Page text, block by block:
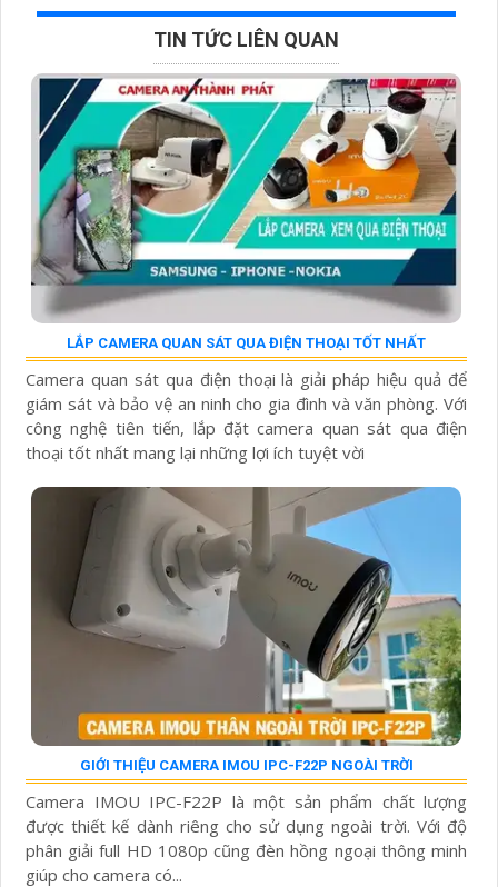
TIN TỨC LIÊN QUAN
LẮP CAMERA QUAN SÁT QUA ĐIỆN THOẠI TỐT NHẤT
Camera quan sát qua điện thoại là giải pháp hiệu quả để
giám sát và bảo vệ an ninh cho gia đình và văn phòng. Với
công nghệ tiên tiến, lắp đặt camera quan sát qua điện
thoại tốt nhất mang lại những lợi ích tuyệt vời
GIỚI THIỆU CAMERA IMOU IPC-F22P NGOÀI TRỜI
Camera IMOU IPC-F22P là một sản phẩm chất lượng
được thiết kế dành riêng cho sử dụng ngoài trời. Với độ
phân giải full HD 1080p cũng đèn hồng ngoại thông minh
giúp cho camera có...